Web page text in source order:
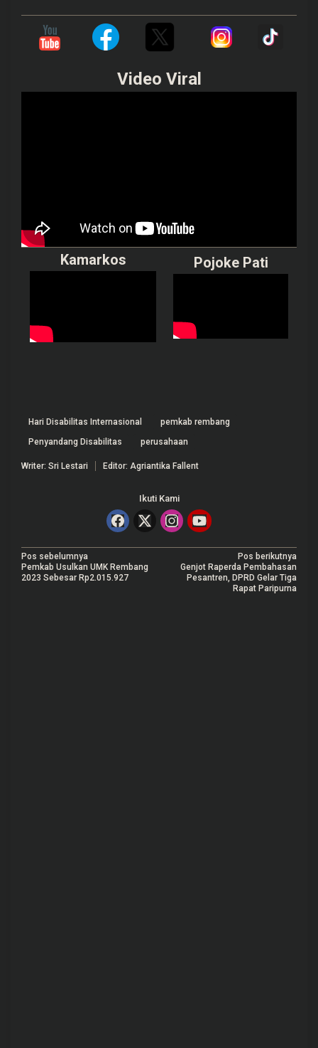
Video Viral
Kamarkos Pojoke Pati
Hari Disabilitas Internasional
pemkab rembang
Penyandang Disabilitas
perusahaan
Writer: Sri Lestari Editor: Agriantika Fallent
Ikuti Kami
N
a
Pos sebelumnya
Pemkab Usulkan UMK Rembang
2023 Sebesar Rp2.015.927
Pos berikutnya
Genjot Raperda Pembahasan
Pesantren, DPRD Gelar Tiga
Rapat Paripurna